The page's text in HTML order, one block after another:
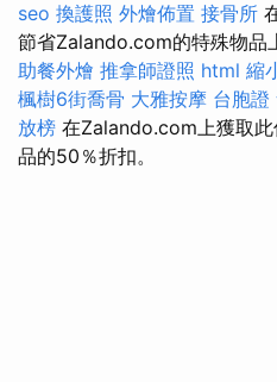
seo 換護照 外燴佈置 接骨所
節省Zalando.com的特殊物品
助餐外燴 推拿師證照 html 縮
楓樹6街喬骨 大雅按摩 台胞證
放榜 在Zalando.com上獲取
品的50％折扣。